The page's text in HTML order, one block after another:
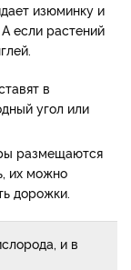
изюминку и
если растений
в
угол или
размещаются
их можно
дорожки.
и в